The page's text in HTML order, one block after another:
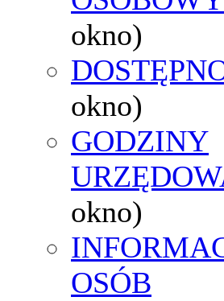
okno)
okno)
GODZINY
okno)
OSÓB